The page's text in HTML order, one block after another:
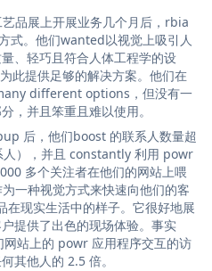
品展上开展业务几个月后，rbia
式。他们wanted以视觉上吸引人
、轻巧且符合人体工程学的设
此提供足够的解决方案。他们在
different options，但没有一
，并且笨重且难以使用。
后，他们boost 的联系人数量超
人），并且 constantly 利用 powr
多个关注者在他们的网站上喂
一种视觉方式来快速向他们的客
现实生活中的样子。它很好地展
提供了出色的现场体验。事实
站上的 powr 应用程序交互的访
其他人的 2.5 倍。